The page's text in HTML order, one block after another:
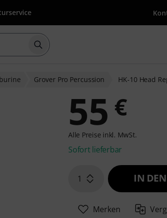
Suche mit Suchwort {searchTerm}
Grover Pro Percussion HK-10 Head
55 €
Alle Preise inkl. MwSt.
Sofort lieferbar
1 IN
Merken